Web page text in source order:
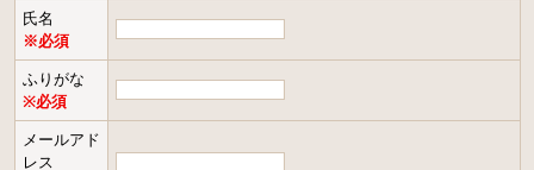
氏名
※必須
ふりがな
※必須
メールアド
レス